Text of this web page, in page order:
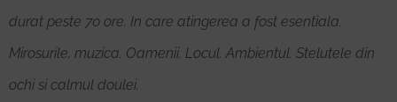
durat peste 70 ore. In care atingerea a fost esentiala.
Mirosurile, muzica. Oamenii. Locul. Ambientul. Stelutele din
ochi si calmul doulei.